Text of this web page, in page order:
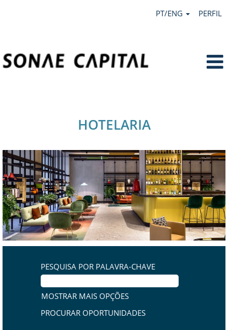
PT/ENG PERFIL
HOTELARIA
PESQUISA POR PALAVRA-CHAVE
MOSTRAR MAIS OPÇÕES